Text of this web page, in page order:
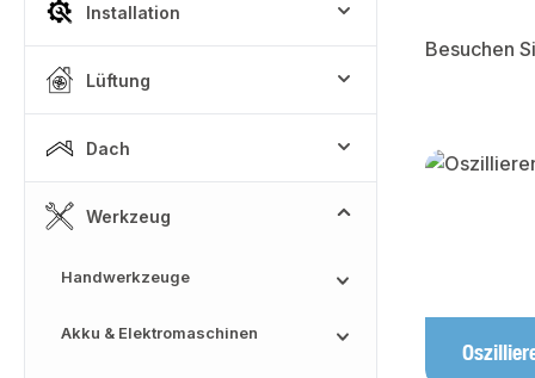
Installation
Lüftung
Dach
Werkzeug
Handwerkzeuge
Akku & Elektromaschinen
Besuchen